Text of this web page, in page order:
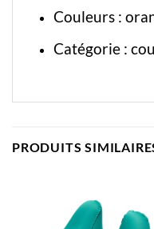
Couleurs :
Catégorie :
PRODUITS